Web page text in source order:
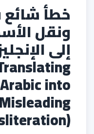
خطأ
ونقل
into